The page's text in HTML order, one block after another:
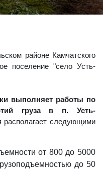
районе Камчатского
поселение "село Усть-
выполняет работы по
груза в п. Усть-
располагает следующими
от 800 до 5000
до 50